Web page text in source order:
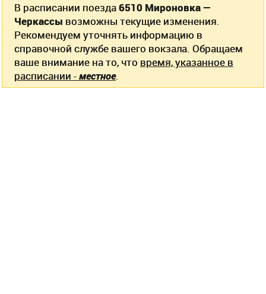
В расписании поезда6510 Мироновка —
Черкассы возможны текущие изменения.
Рекомендуем уточнять информацию в
справочной службе вашего вокзала. Обращаем
ваше внимание на то, что время, указанное в
расписании -местное.